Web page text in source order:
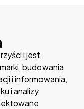
i jest
budowania
i informowania,
i analizy